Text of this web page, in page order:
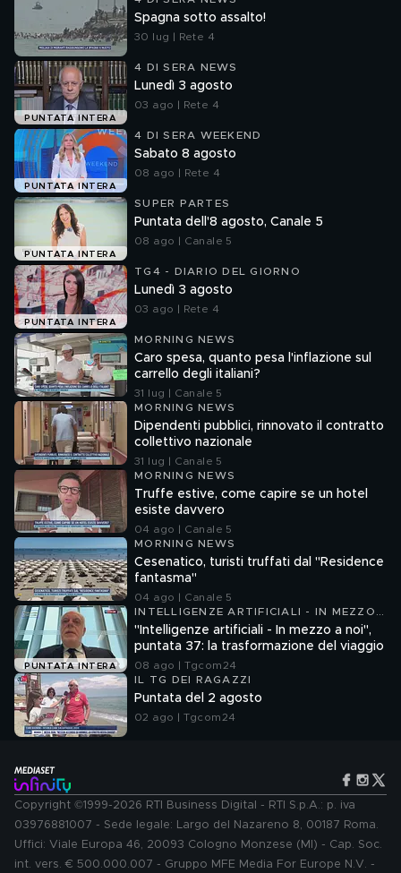
Spagna sotto assalto!
30 lug | Rete 4
PUNTATA INTERA
4 DI SERA NEWS
Lunedì 3 agosto
03 ago | Rete 4
PUNTATA INTERA
4 DI SERA WEEKEND
Sabato 8 agosto
08 ago | Rete 4
PUNTATA INTERA
SUPER PARTES
Puntata dell'8 agosto, Canale 5
08 ago | Canale 5
PUNTATA INTERA
TG4 - DIARIO DEL GIORNO
Lunedì 3 agosto
03 ago | Rete 4
MORNING NEWS
Caro spesa, quanto pesa l'inflazione sul
carrello degli italiani?
31 lug | Canale 5
MORNING NEWS
Dipendenti pubblici, rinnovato il contratto
collettivo nazionale
31 lug | Canale 5
MORNING NEWS
Truffe estive, come capire se un hotel
esiste davvero
04 ago | Canale 5
MORNING NEWS
Cesenatico, turisti truffati dal "Residence
fantasma"
04 ago | Canale 5
PUNTATA INTERA
INTELLIGENZE ARTIFICIALI - IN MEZZO
A NOI
"Intelligenze artificiali - In mezzo a noi",
puntata 37: la trasformazione del viaggio
08 ago | Tgcom24
IL TG DEI RAGAZZI
Puntata del 2 agosto
02 ago | Tgcom24
Copyright ©1999-2026 RTI Business Digital - RTI S.p.A.: p. iva
03976881007 - Sede legale: Largo del Nazareno 8, 00187 Roma.
Uffici: Viale Europa 46, 20093 Cologno Monzese (MI) - Cap. Soc.
int. vers. € 500.000.007 - Gruppo MFE Media For Europe N.V. -